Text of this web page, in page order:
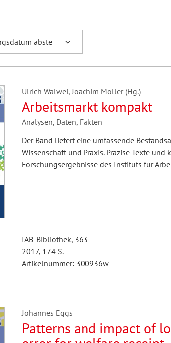
Ulrich Walwei, Joachim Möller (Hg.)
Arbeitsmarkt kompakt
Analysen, Daten, Fakten
Der Band liefert eine umfassende
Wissenschaft und Praxis. Präzise Texte
Forschungsergebnisse des Instituts für
IAB-Bibliothek, 363
2017, 174 S.
Artikelnummer: 300936w
Johannes Eggs
Patterns and impact of